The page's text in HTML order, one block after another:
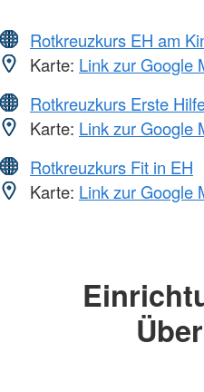
Rotkreuzkurs EH am
Karte: Link zur Google
Rotkreuzkurs Erste
Karte: Link zur Google
Rotkreuzkurs Fit in EH
Karte: Link zur Google